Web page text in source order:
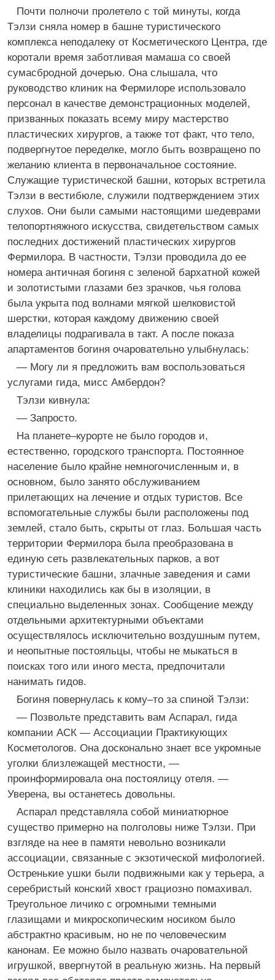
Почти полночи пролетело с той минуты, когда
Тэлзи сняла номер в башне туристического
комплекса неподалеку от Косметического Центра, где
коротали время заботливая мамаша со своей
сумасбродной дочерью. Она слышала, что
руководство клиник на Фермилоре использовало
персонал в качестве демонстрационных моделей,
призванных показать всему миру мастерство
пластических хирургов, а также тот факт, что тело,
подвергнутое переделке, могло быть возвращено по
желанию клиента в первоначальное состояние.
Служащие туристической башни, которых встретила
Тэлзи в вестибюле, служили подтверждением этих
слухов. Они были самыми настоящими шедеврами
телопортняжного искусства, свидетельством самых
последних достижений пластических хирургов
Фермилора. В частности, Тэлзи проводила до ее
номера античная богиня с зеленой бархатной кожей
и золотистыми глазами без зрачков, чья голова
была укрыта под волнами мягкой шелковистой
шерстки, которая каждому движению своей
владелицы подрагивала в такт. А после показа
апартаментов богиня очаровательно улыбнулась:
— Могу ли я предложить вам воспользоваться
услугами гида, мисс Амбердон?
Тэлзи кивнула:
— Запросто.
На планете–курорте не было городов и,
естественно, городского транспорта. Постоянное
население было крайне немногочисленным и, в
основном, было занято обслуживанием
прилетающих на лечение и отдых туристов. Все
вспомогательные службы были расположены под
землей, стало быть, скрыты от глаз. Большая часть
территории Фермилора была преобразована в
единую сеть развлекательных парков, а вот
туристические башни, злачные заведения и сами
клиники находились как бы в изоляции, в
специально выделенных зонах. Сообщение между
отдельными архитектурными объектами
осуществлялось исключительно воздушным путем,
и неопытные постояльцы, чтобы не мыкаться в
поисках того или иного места, предпочитали
нанимать гидов.
Богиня повернулась к кому–то за спиной Тэлзи:
— Позвольте представить вам Аспарал, гида
компании АСК — Ассоциации Практикующих
Косметологов. Она досконально знает все укромные
уголки близлежащей местности, —
проинформировала она постоялицу отеля. —
Уверена, вы останетесь довольны.
Аспарал представляла собой миниатюрное
существо примерно на полголовы ниже Тэлзи. При
взгляде на нее в памяти невольно возникали
ассоциации, связанные с экзотической мифологией.
Остренькие ушки были подвижными как у терьера, а
серебристый конский хвост грациозно помахивал.
Треугольное личико с огромными темными
глазищами и микроскопическим носиком было
абстрактно красивым, но не по человеческим
канонам. Ее можно было назвать очаровательной
игрушкой, ввергнутой в реальную жизнь. На первый